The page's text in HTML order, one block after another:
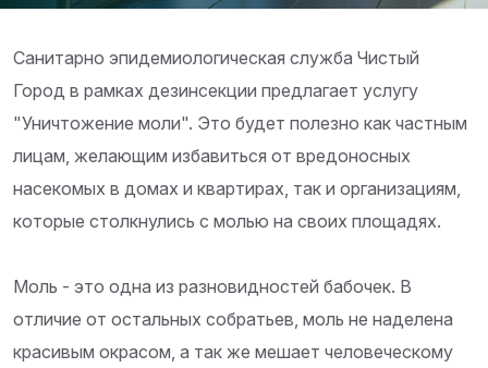
Санитарно эпидемиологическая служба Чистый
Город в рамкаx дезинсекции предлагает уcлугу
"Уничтожение моли". Это будет полезно как частным
лицам, желающим избавиться от вредоносных
насекомых в домах и квартирах, так и организациям,
которые столкнулись с молью на своих площадях.
Моль - это одна из разновидностей бабочек. В
отличие от остальных собратьев, моль не наделена
красивым окрасом, а так же мешает человеческому